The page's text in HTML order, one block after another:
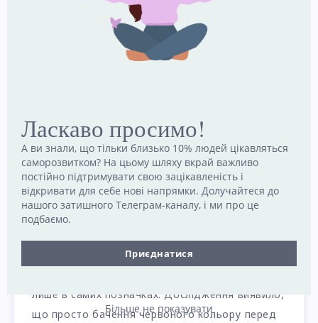
Колір може впливати на
продуктивність
Дослідження показують, що кольори можуть
ситуаціях. Наприклад, червоні позначки на
лише в самих позначках. Дослідження виявило,
що просто бачення червоного кольору перед
Ласкаво просимо!
А ви знали, що тільки близько 10% людей цікавляться
саморозвитком? На цьому шляху вкрай важливо
постійно підтримувати свою зацікавленість і
відкривати для себе нові напрямки. Долучайтеся до
нашого затишного Телеграм-каналу, і ми про це
подбаємо.
Приєднатися
Більше не показувати